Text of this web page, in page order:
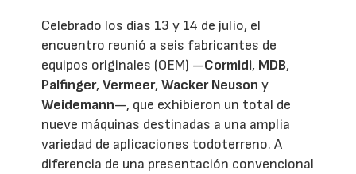
Celebrado los días 13 y 14 de julio, el
encuentro reunió a seis fabricantes de
equipos originales (OEM) —Cormidi, MDB,
Palfinger,Vermeer,Wacker Neuson y
Weidemann—, que exhibieron un total de
nueve máquinas destinadas a una amplia
variedad de aplicaciones todoterreno. A
diferencia de una presentación convencional